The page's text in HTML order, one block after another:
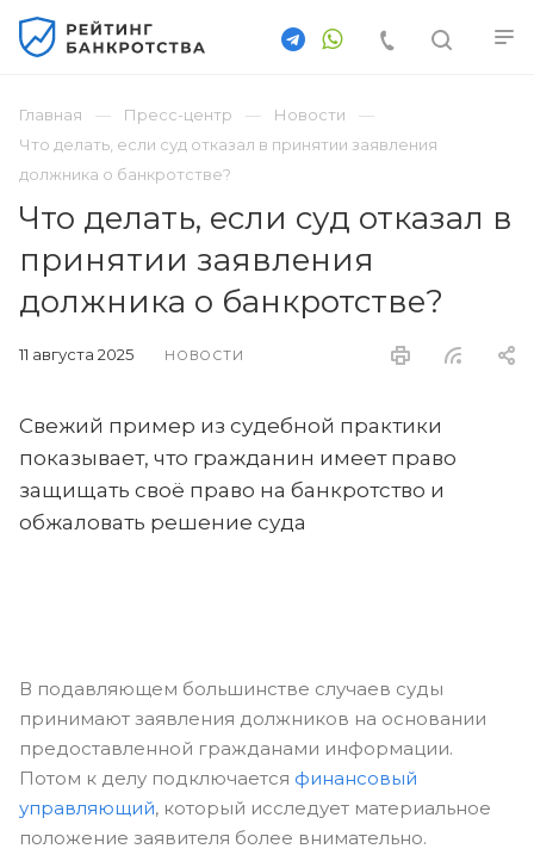
Главная Пресс-центр
Новости
Что делать, если суд отказал в принятии заявления
должника о банкротстве?
Что делать, если суд отказал в
принятии заявления
должника о банкротстве?
11 августа 2025 НОВОСТИ
Свежий пример из судебной практики
показывает, что гражданин имеет право
защищать своё право на банкротство и
обжаловать решение суда
В подавляющем большинстве случаев суды
принимают заявления должников на основании
предоставленной гражданами информации.
Потом к делу подключается финансовый
управляющий, который исследует материальное
положение заявителя более внимательно.